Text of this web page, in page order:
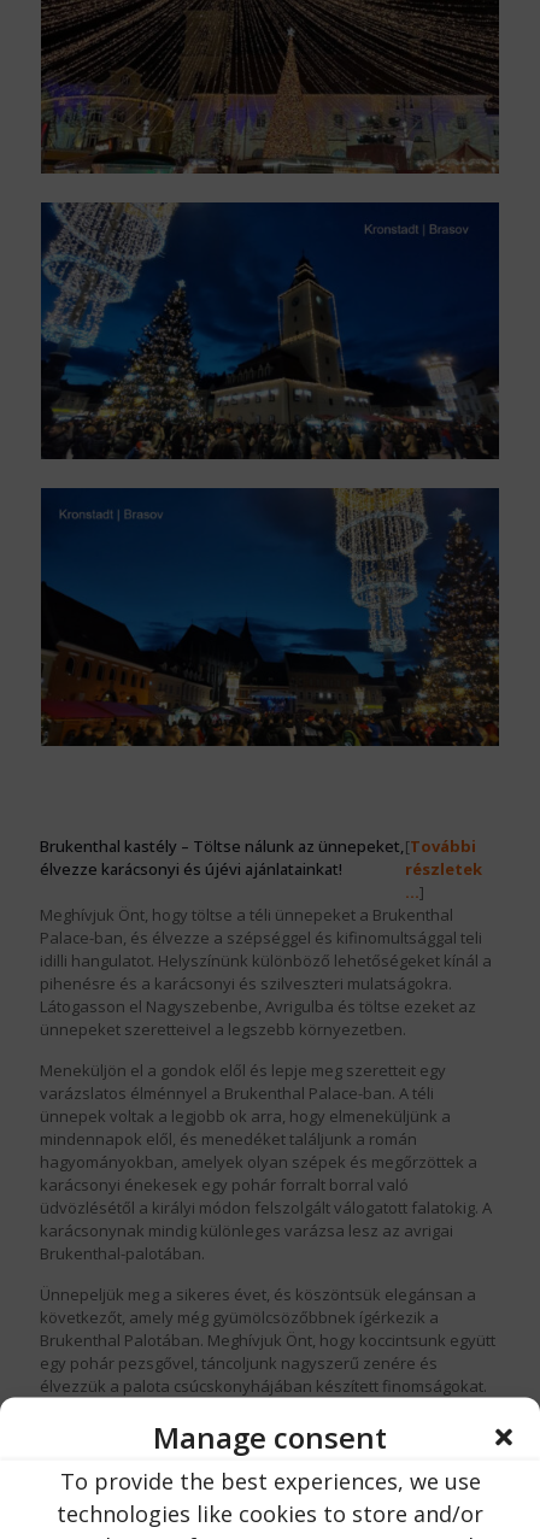
Manage consent
To provide the best experiences, we use
technologies like cookies to store and/or
Brukenthal kastély – Töltse nálunk az ünnepeket,
élvezze karácsonyi és újévi ajánlatainkat!
[További
részletek
…]
Meghívjuk Önt, hogy töltse a téli ünnepeket a Brukenthal
Palace-ban, és élvezze a szépséggel és kifinomultsággal teli
idilli hangulatot. Helyszínünk különböző lehetőségeket kínál a
pihenésre és a karácsonyi és szilveszteri mulatságokra.
Látogasson el Nagyszebenbe, Avrigulba és töltse ezeket az
ünnepeket szeretteivel a legszebb környezetben.
Meneküljön el a gondok elől és lepje meg szeretteit egy
varázslatos élménnyel a Brukenthal Palace-ban. A téli
ünnepek voltak a legjobb ok arra, hogy elmeneküljünk a
mindennapok elől, és menedéket találjunk a román
hagyományokban, amelyek olyan szépek és megőrzöttek a
karácsonyi énekesek egy pohár forralt borral való
üdvözlésétől a királyi módon felszolgált válogatott falatokig. A
karácsonynak mindig különleges varázsa lesz az avrigai
Brukenthal-palotában.
Ünnepeljük meg a sikeres évet, és köszöntsük elegánsan a
következőt, amely még gyümölcsözőbbnek ígérkezik a
Brukenthal Palotában. Meghívjuk Önt, hogy koccintsunk együtt
egy pohár pezsgővel, táncoljunk nagyszerű zenére és
élvezzük a palota csúcskonyhájában készített finomságokat.